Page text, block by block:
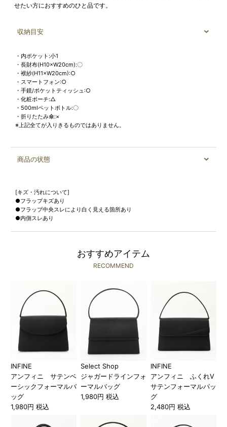
せたい方におすすめのひと品です。
収納目安
・内ポケット:小1
・長財布(H10×W20cm):〇
・袱紗(H11×W20cm):○
・スマートフォン:○
・手鏡/ポケットティッシュ:○
・化粧ポーチ:△
・500mlペットボトル:〇
・折りたたみ傘:×
※上記全てが入りきるものではありません。
商品の状態
[キズ・汚れについて]
●フラップキズあり
●フラップ中央スレにより白く見える箇所あり
●内側スレあり
おすすめアイテム
RECOMMEND
INFINE
アンフィニ サテンベ
ーシックフォーマルバ
ッグ
1,980円 税込
Select Shop
ジャガードラインフォ
ーマルバッグ
1,980円 税込
INFINE
アンフィニ ふくれV
サテンフォーマルバッ
グ
2,480円 税込